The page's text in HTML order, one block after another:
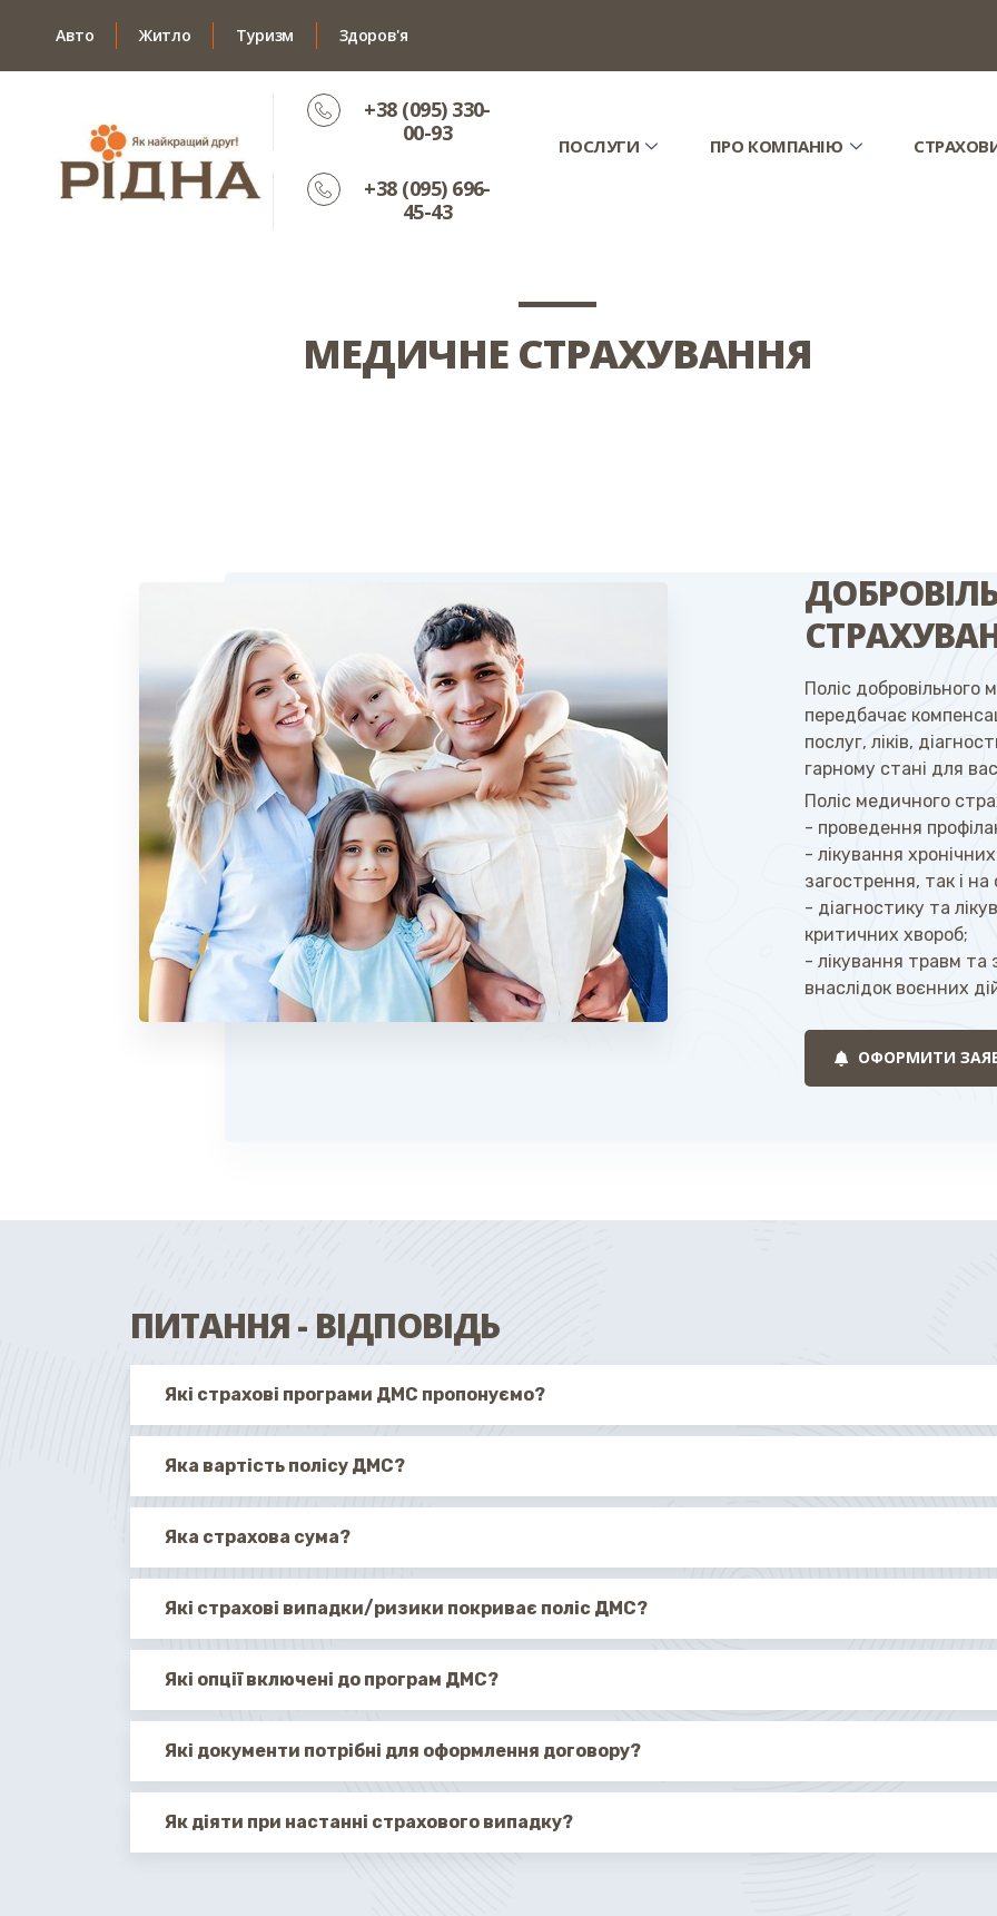
Авто Житло Туризм Здоров'я
+38 (095) 330-
00-93
+38 (095) 696-
45-43
ПОСЛУГИ ПРО КОМПАНІЮ
МЕДИЧНЕ СТРАХУВАННЯ
Поліс
передбачає
послуг, ліків,
гарному стані для
Поліс медичного
- проведення
- лікування
загострення, так і на
- діагностику та
критичних хвороб;
- лікування травм
внаслідок воєнних
ОФОРМИТИ
ПИТАННЯ - ВІДПОВІДЬ
Які страхові програми ДМС пропонуємо?
Яка вартість полісу ДМС?
Яка страхова сума?
Які страхові випадки/ризики покриває поліс ДМС?
Які опції включені до програм ДМС?
Які документи потрібні для оформлення договору?
Як діяти при настанні страхового випадку?